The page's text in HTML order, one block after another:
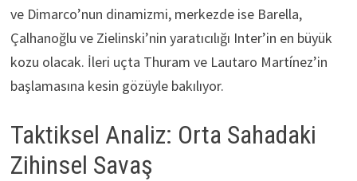
ve Dimarco’nun dinamizmi, merkezde ise Barella,
Çalhanoğlu ve Zielinski’nin yaratıcılığı Inter’in en büyük
kozu olacak. İleri uçta Thuram ve Lautaro Martínez’in
başlamasına kesin gözüyle bakılıyor.
Taktiksel Analiz: Orta Sahadaki
Zihinsel Savaş